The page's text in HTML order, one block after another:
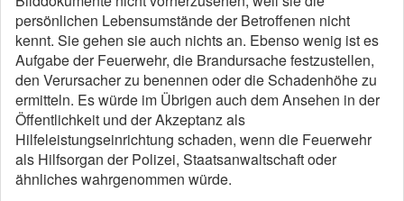
persönlichen Lebensumstände der Betroffenen nicht
kennt. Sie gehen sie auch nichts an. Ebenso wenig ist es
Aufgabe der Feuerwehr, die Brandursache festzustellen,
den Verursacher zu benennen oder die Schadenhöhe zu
ermitteln. Es würde im Übrigen auch dem Ansehen in der
Öffentlichkeit und der Akzeptanz als
Hilfeleistungseinrichtung schaden, wenn die Feuerwehr
als Hilfsorgan der Polizei, Staatsanwaltschaft oder
ähnliches wahrgenommen würde.